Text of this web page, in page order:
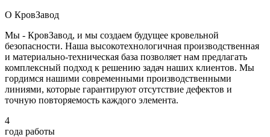
О КровЗавод
Мы - КровЗавод, и мы создаем будущее кровельной
безопасности. Наша высокотехнологичная производственная
и материально-техническая база позволяет нам предлагать
комплексный подход к решению задач наших клиентов. Мы
гордимся нашими современными производственными
линиями, которые гарантируют отсутствие дефектов и
точную повторяемость каждого элемента.
4
года работы